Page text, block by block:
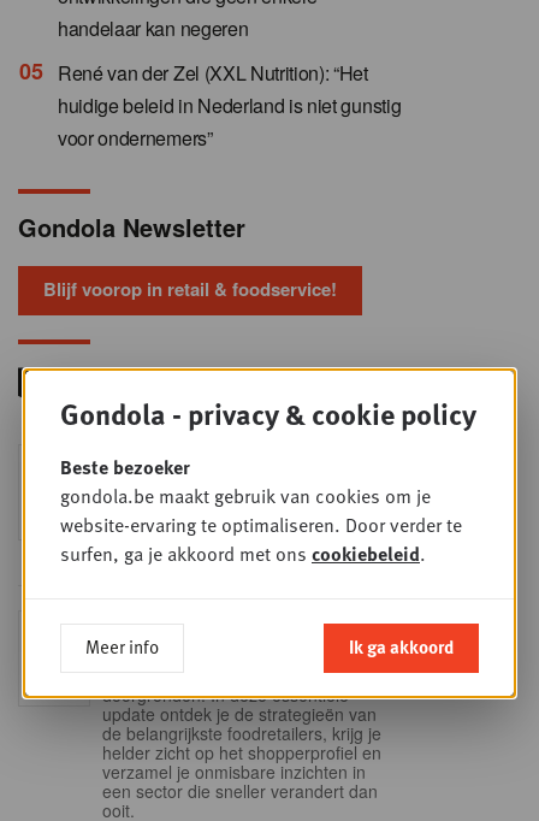
handelaar kan negeren
René van der Zel (XXL Nutrition): “Het
huidige beleid in Nederland is niet gunstig
voor ondernemers”
Gondola Newsletter
Blijf voorop in retail & foodservice!
WOE
9
Foodservice - Joint
business planning
Intro to Negotiation: Succes aan de
onderhandelingstafel is geen toeval!
Into Retail - Sold out
Mis deze unieke kans niet om het
Belgische retaillandschap volledig te
doorgronden. In deze essentiële
update ontdek je de strategieën van
de belangrijkste foodretailers, krijg je
helder zicht op het shopperprofiel en
verzamel je onmisbare inzichten in
een sector die sneller verandert dan
ooit.
Gondola - privacy & cookie policy
Beste bezoeker
gondola.be maakt gebruik van cookies om je
website-ervaring te optimaliseren. Door verder te
surfen, ga je akkoord met ons cookiebeleid.
Meer info Ik ga akkoord